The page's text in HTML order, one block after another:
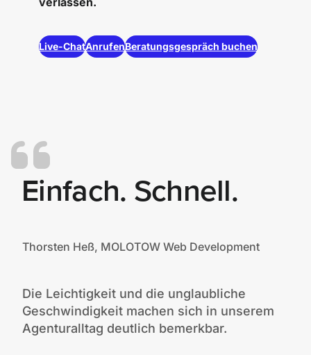
Live-ChatAnrufenBeratungsgespräch buchen
Einfach. Schnell.
Thorsten Heß, MOLOTOW Web Development
Die Leichtigkeit und die unglaubliche
Geschwindigkeit machen sich in unserem
Agenturalltag deutlich bemerkbar.